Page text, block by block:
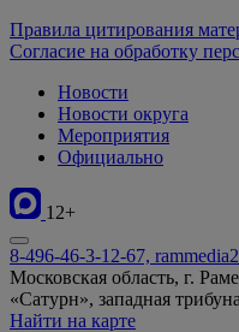
Правила цитирования
Согласие на обработку
Новости
Новости округа
Мероприятия
Официально
12+
8-496-46-3-12-67,
Московская область, г.
«Сатурн», западная
Найти на карте